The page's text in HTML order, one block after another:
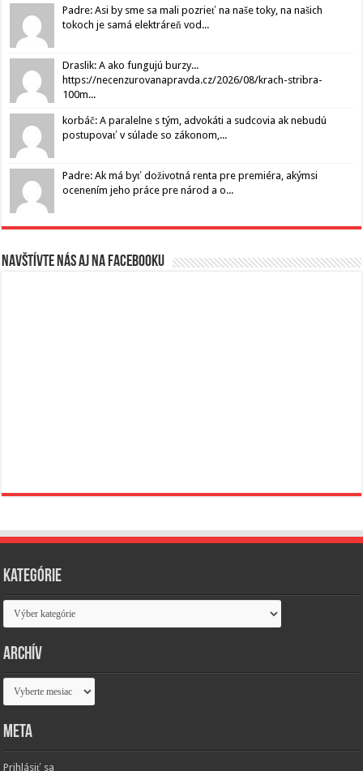
Padre: Asi by sme sa mali pozrieť na naše toky, na našich
tokoch je samá elektráreň vod...
Draslik: A ako fungujú burzy...
https://necenzurovanapravda.cz/2026/08/krach-stribra-
100m...
korbáč: A paralelne s tým, advokáti a sudcovia ak nebudú
postupovať v súlade so zákonom,...
Padre: Ak má byť doživotná renta pre premiéra, akýmsi
ocenením jeho práce pre národ a o...
Navštívte nás aj na Facebooku
Kategórie
Kategórie
Archív
Archív
Meta
Prihlásiť sa